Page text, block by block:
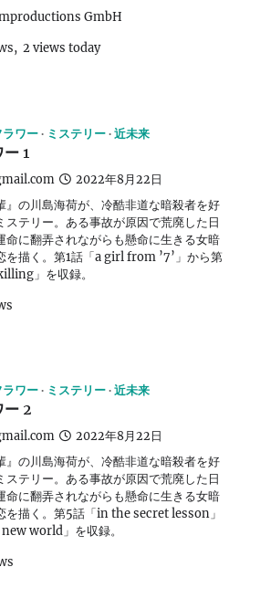
GmbH
2 views today
ラワー ミステリー 近未来
1
2022年8月22日
』の川島海荷が、冷酷非道な暗殺者を好
ステリー。ある事故が原因で荒廃した日
命に翻弄されながらも懸命に生きる女暗
を描く。第1話「a girl from ’7’」から第
」を収録。
ラワー ミステリー 近未来
2
2022年8月22日
』の川島海荷が、冷酷非道な暗殺者を好
ステリー。ある事故が原因で荒廃した日
命に翻弄されながらも懸命に生きる女暗
を描く。第5話「in the secret lesson」
world」を収録。